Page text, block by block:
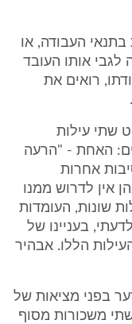
העבודה, או
אותו העובד
רואים את
שתי עילות
האחת - "הרעה
אחרות
אין לדרוש ממנו
שונות, העומדות
בעניינו של
הללו. אבהיר
עמד המערער בפני מציאות של
משכורות מסוף